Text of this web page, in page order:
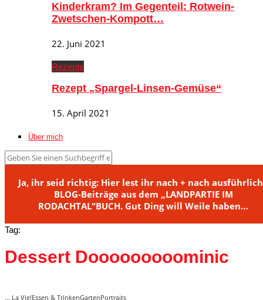
Kinderkram? Im Gegenteil: Rotwein-
Zwetschen-Kompott…
22. Juni 2021
Rezepte
Rezept „Spargel-Linsen-Gemüse“
15. April 2021
Über mich
Ja, ihr seid richtig: Hier lest ihr nach + nach
BLOG-Beiträge aus dem „LANDPARTIE IM
RODACHTAL“BUCH. Gut Ding will Weile haben…
Tag:
Dessert Dooooooooominic
... La Vie!Essen & TrinkenGartenPortraits